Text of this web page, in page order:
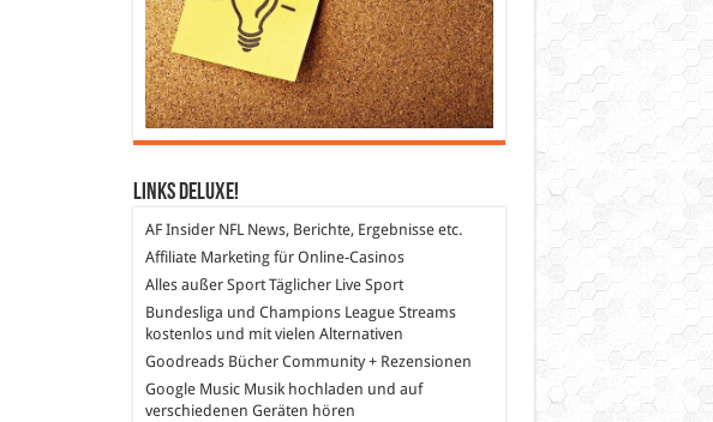
Links DeLuXe!
AF InsiderNFL News, Berichte, Ergebnisse etc.
Affiliate Marketingfür Online-Casinos
Alles außer SportTäglicher Live Sport
Bundesliga und Champions League Streams
kostenlos und mit vielen Alternativen
GoodreadsBücher Community + Rezensionen
Google MusicMusik hochladen und auf
verschiedenen Geräten hören